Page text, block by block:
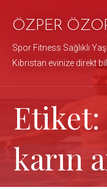
atlaÖZPER
Spor Fitness Sağlıklı
Kıbrıstan evinize direkt
karın